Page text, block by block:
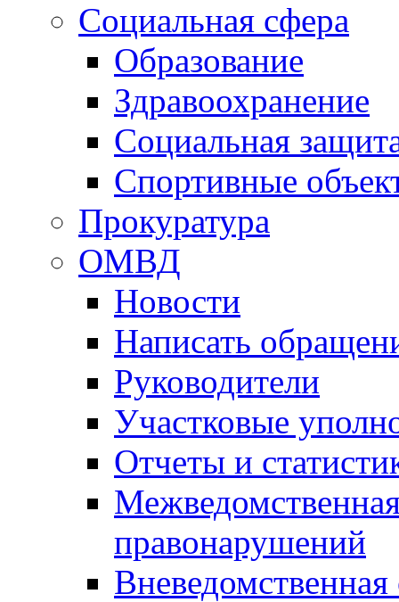
Социальная сфера
Образование
Здравоохранение
Социальная
Спортивные
Прокуратура
ОМВД
Новости
Написать
Руководители
Участковые
Отчеты и
правонарушений
Вневедомственная